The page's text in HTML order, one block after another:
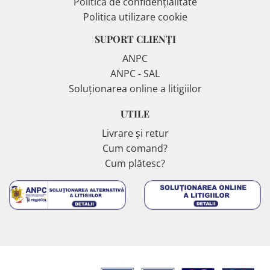
Politica utilizare cookie
SUPORT CLIENȚI
ANPC
ANPC - SAL
Soluționarea online a litigiilor
UTILE
Livrare și retur
Cum comand?
Cum plătesc?